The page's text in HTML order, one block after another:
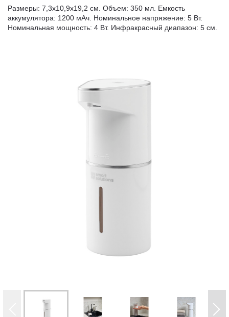
Размеры: 7,3х10,9х19,2 см. Объем: 350 мл. Емкость
аккумулятора: 1200 мАч. Номинальное напряжение: 5 Вт.
Номинальная мощность: 4 Вт. Инфракрасный диапазон: 5 см.